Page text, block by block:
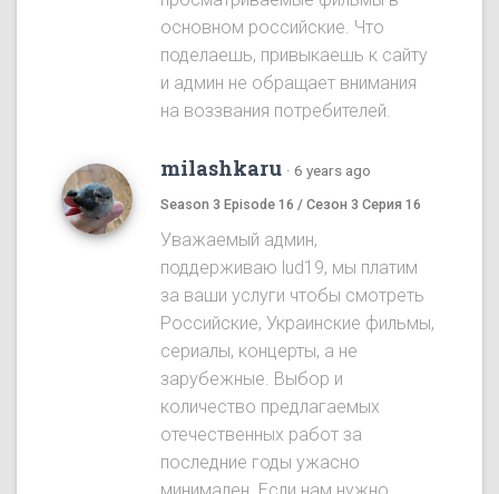
основном российские. Что
поделаешь, привыкаешь к сайту
и админ не обращает внимания
на воззвания потребителей.
milashkaru · 6 years ago
Season 3 Episode 16 / Сезон 3 Серия 16
Уважаемый админ,
поддерживаю lud19, мы платим
за ваши услуги чтобы смотреть
Российские, Украинские фильмы,
сериалы, концерты, а не
зарубежные. Выбор и
количество предлагаемых
отечественных работ за
последние годы ужасно